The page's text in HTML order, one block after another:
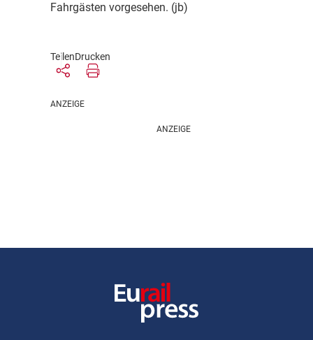
Fahrgästen vorgesehen. (jb)
TeilenDrucken